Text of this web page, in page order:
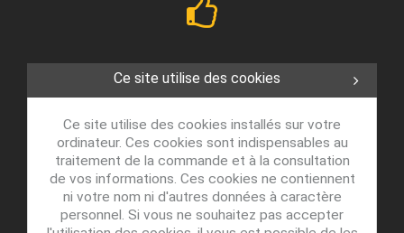
Ce site utilise des cookies
Ce site utilise des cookies installés sur votre
ordinateur. Ces cookies sont indispensables au
traitement de la commande et à la consultation
de vos informations. Ces cookies ne contiennent
ni votre nom ni d'autres données à caractère
personnel. Si vous ne souhaitez pas accepter